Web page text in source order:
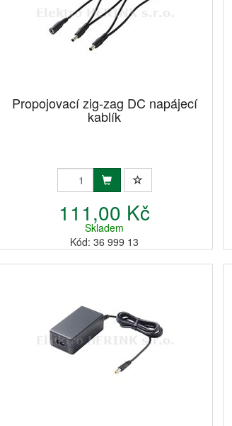
Propojovací zig-zag DC napájecí
kablík
111,00 Kč
Skladem
Kód: 36 999 13